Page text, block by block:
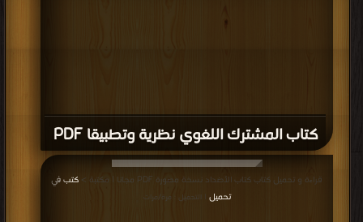
كتاب المشترك اللغوي نظرية وتطبيقا PDF
قراءة و تحميل كتاب كتاب الأضداد نسخة مصورة PDF مجانا | مكتبة >
كتب في
تحميل
| التحميل : مرة/مرات